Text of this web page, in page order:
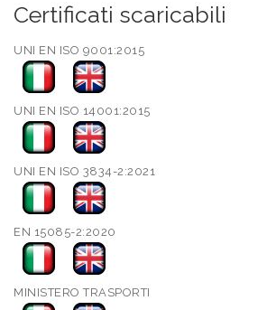
Certificati scaricabili
UNI EN ISO 9001:2015
UNI EN ISO 14001:2015
UNI EN ISO 3834-2:2021
EN 15085-2:2020
MINISTERO TRASPORTI